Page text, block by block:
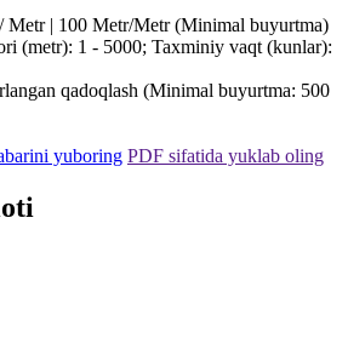
Metr | 100 Metr/Metr (Minimal buyurtma)
(metr): 1 - 5000; Taxminiy vaqt (kunlar):
qadoqlash (Minimal buyurtma: 500
yuboring PDF sifatida yuklab oling